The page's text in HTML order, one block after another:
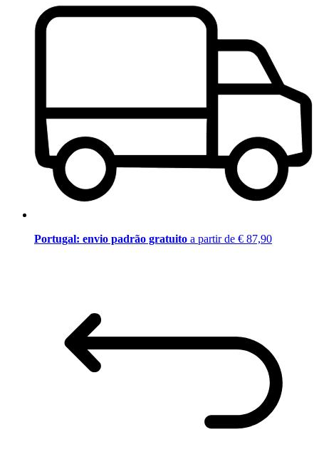
Portugal: envio padrão gratuito a partir de € 87,90